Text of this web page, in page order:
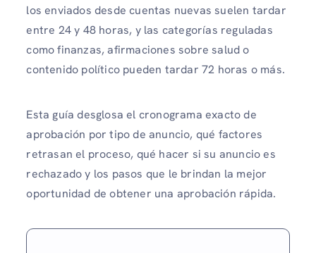
los enviados desde cuentas nuevas suelen tardar
entre 24 y 48 horas, y las categorías reguladas
como finanzas, afirmaciones sobre salud o
contenido político pueden tardar 72 horas o más.
Esta guía desglosa el cronograma exacto de
aprobación por tipo de anuncio, qué factores
retrasan el proceso, qué hacer si su anuncio es
rechazado y los pasos que le brindan la mejor
oportunidad de obtener una aprobación rápida.